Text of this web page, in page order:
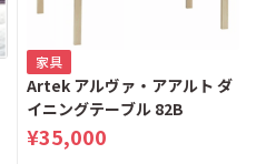
家具
Artek アルヴァ・アアルト ダ
イニングテーブル 82B
¥35,000